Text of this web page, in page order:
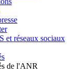
et réseaux sociaux
de l'ANR